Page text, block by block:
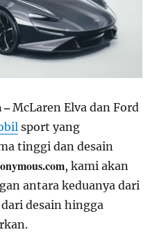
–McLaren Elva dan Ford
sport yang
tinggi dan desain
, kami akan
antara keduanya dari
desain hingga